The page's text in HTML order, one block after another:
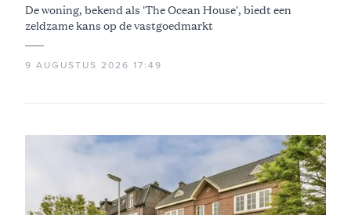
De woning, bekend als 'The Ocean House', biedt een
zeldzame kans op de vastgoedmarkt
9 AUGUSTUS 2026 17:49